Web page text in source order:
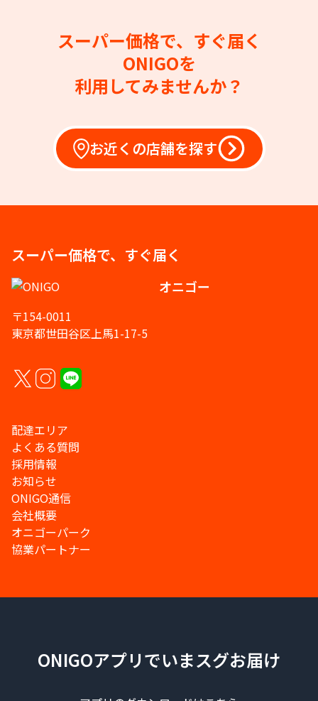
スーパー価格で、すぐ届く
ONIGOを
利用してみませんか？
お近くの店舗を探す
スーパー価格で、すぐ届く
オニゴー
〒154-0011
東京都世田谷区上馬1-17-5
配達エリア
よくある質問
採用情報
お知らせ
ONIGO通信
会社概要
オニゴーパーク
協業パートナー
ONIGOアプリでいまスグお届け